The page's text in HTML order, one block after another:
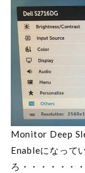
Monitor Deep
Enableになって
ろ・・・・・・